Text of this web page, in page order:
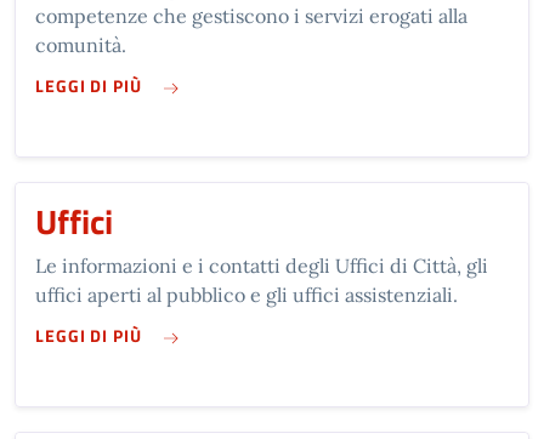
competenze che gestiscono i servizi erogati alla
comunità.
LEGGI DI PIÙSU AREE AMMINISTRATIVE
Uffici
Le informazioni e i contatti degli Uffici di Città, gli
uffici aperti al pubblico e gli uffici assistenziali.
LEGGI DI PIÙSU UFFICI